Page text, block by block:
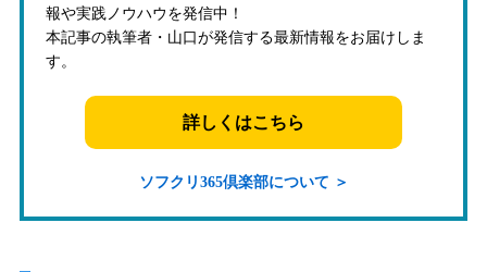
報や実践ノウハウを発信中！
本記事の執筆者・山口が発信する最新情報をお届けしま
す。
詳しくはこちら
ソフクリ365倶楽部について ＞